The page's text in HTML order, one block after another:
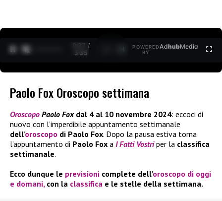
0:27 /
3:35
POWERED
BY
AdhubMedia
Paolo Fox Oroscopo settimana
Oroscopo Paolo Fox dal 4 al 10 novembre 2024: eccoci di
nuovo con l’imperdibile appuntamento settimanale
dell’oroscopo di Paolo Fox. Dopo la pausa estiva torna
l’appuntamento di Paolo Fox a I Fatti Vostriper la classifica
settimanale.
Ecco dunque le previsioni complete dell’oroscopo di oggi
e domani,con la classifica e le stelle della settimana.